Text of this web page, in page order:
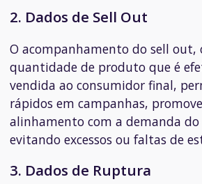
2. Dados de Sell Out
O acompanhamento do sell out,
quantidade de produto que é
vendida ao consumidor final,
rápidos em campanhas,
alinhamento com a demanda do
evitando excessos ou faltas de
3. Dados de Ruptura